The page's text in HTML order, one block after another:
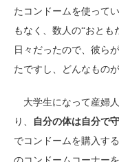
たコンドームを使って
もなく、数人の“おとも
日々だったので、彼ら
たですし、どんなもの
大学生になって産婦
り、
自分の体は自分で
でコンドームを購入す